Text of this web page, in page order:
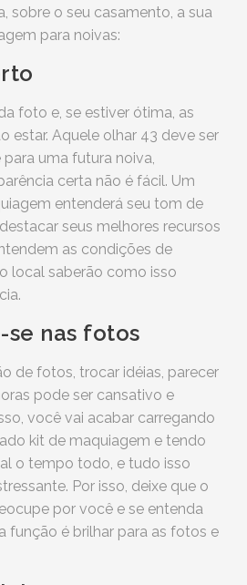
sobre o seu casamento, a sua
para noivas:
foto e, se estiver ótima, as
estar. Aquele olhar 43 deve ser
uma futura noiva,
certa não é fácil. Um
entenderá seu tom de
seus melhores recursos
as condições de
local saberão como isso
se nas fotos
de fotos, trocar idéias, parecer
pode ser cansativo e
você vai acabar carregando
kit de maquiagem e tendo
o tempo todo, e tudo isso
Por isso, deixe que o
por você e se entenda
função é brilhar para as fotos e